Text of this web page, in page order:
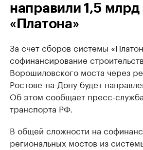
направили 1,5 млрд
«Платона»
За счет сборов системы
софинансирование
Ворошиловского моста через
Ростове-на-Дону будет
Об этом сообщает пресс-
транспорта РФ.
В общей сложности на
региональных мостов из